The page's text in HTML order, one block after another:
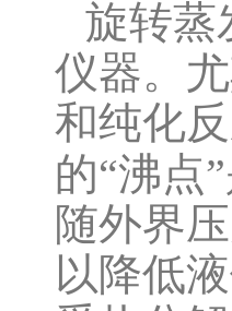
旋转蒸
仪器。
和纯化
的“沸点
随外界
以降低